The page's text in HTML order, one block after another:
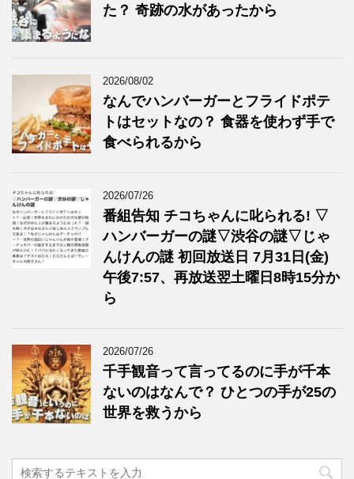
た？ 奇跡の水があったから
2026/08/02
なんでハンバーガーとフライドポテ
トはセットなの？ 食器を使わず手で
食べられるから
2026/07/26
番組告知 チコちゃんに叱られる! ▽
ハンバーガーの謎▽渋谷の謎▽じゃ
んけんの謎 初回放送日 7月31日(金)
午後7:57、再放送翌土曜日8時15分か
ら
2026/07/26
千手観音って言ってるのに手が千本
ないのはなんで？ ひとつの手が25の
世界を救うから